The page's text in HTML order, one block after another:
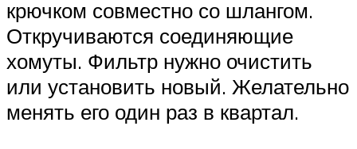
крючком совместно со шлангом.
Откручиваются соединяющие
хомуты. Фильтр нужно очистить
или установить новый. Желательно
менять его один раз в квартал.